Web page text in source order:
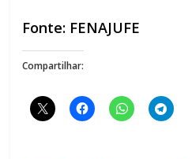
Fonte: FENAJUFE
Compartilhar: